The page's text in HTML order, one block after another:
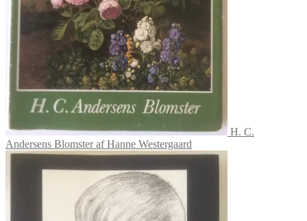
H. C.
Andersens Blomster af Hanne Westergaard